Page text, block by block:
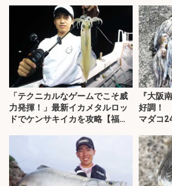
「テクニカルなゲームでこそ威
力発揮！」最新イカメタルロッ
ドでケンサキイカを攻略【福
『大阪
好調！
マダコ